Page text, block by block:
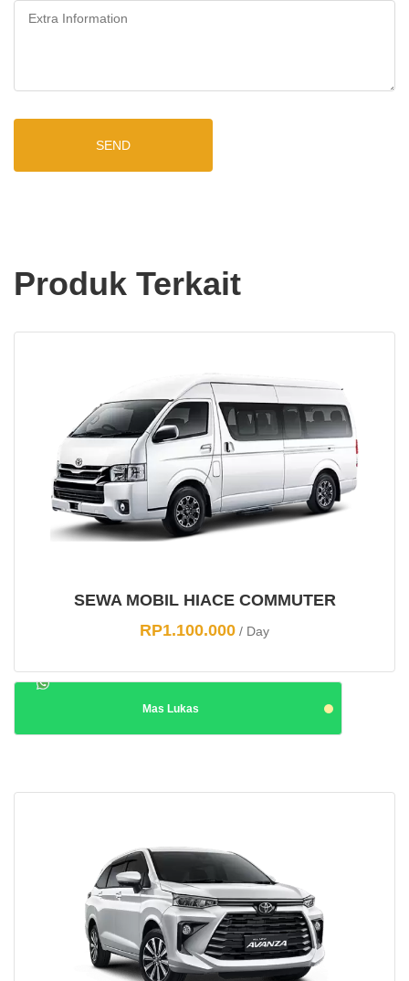
SEND
Produk Terkait
SEWA MOBIL HIACE COMMUTER
RP1.100.000 / Day
Mas Lukas